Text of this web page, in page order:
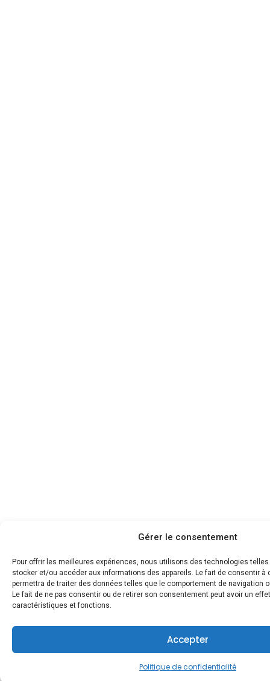
Gérer le consentement
Pour offrir les meilleures expériences, nous utilisons des technologies
stocker et/ou accéder aux informations des appareils. Le fait de consentir à
permettra de traiter des données telles que le comportement de navigation
Le fait de ne pas consentir ou de retirer son consentement peut avoir un
caractéristiques et fonctions.
Accepter
Politique de confidentialité